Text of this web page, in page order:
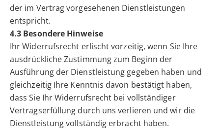
der im Vertrag vorgesehenen Dienstleistungen
entspricht.
4.3 Besondere Hinweise
Ihr Widerrufsrecht erlischt vorzeitig, wenn Sie Ihre
ausdrückliche Zustimmung zum Beginn der
Ausführung der Dienstleistung gegeben haben und
gleichzeitig Ihre Kenntnis davon bestätigt haben,
dass Sie Ihr Widerrufsrecht bei vollständiger
Vertragserfüllung durch uns verlieren und wir die
Dienstleistung vollständig erbracht haben.